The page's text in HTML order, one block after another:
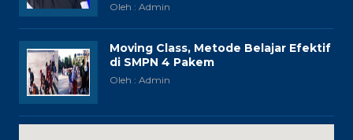
Oleh : Admin
Moving Class, Metode Belajar Efektif
di SMPN 4 Pakem
Oleh : Admin